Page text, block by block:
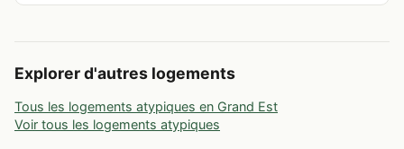
Explorer d'autres logements
Tous les logements atypiques en Grand Est
Voir tous les logements atypiques